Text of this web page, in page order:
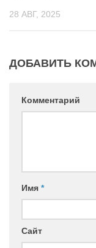
28 АВГ, 2025
ДОБАВИТЬ
Комментарий
Имя *
Сайт